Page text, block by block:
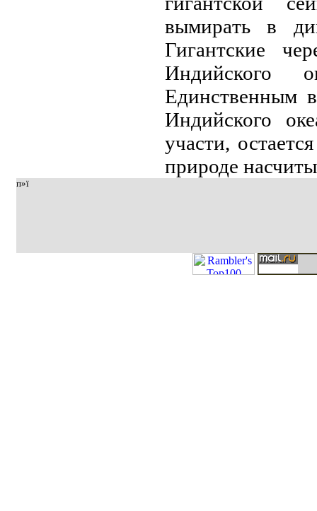
вымирaть в
Гигaнтские
Индийского
Единственным
Индийского
учaсти,
природе
п»ї